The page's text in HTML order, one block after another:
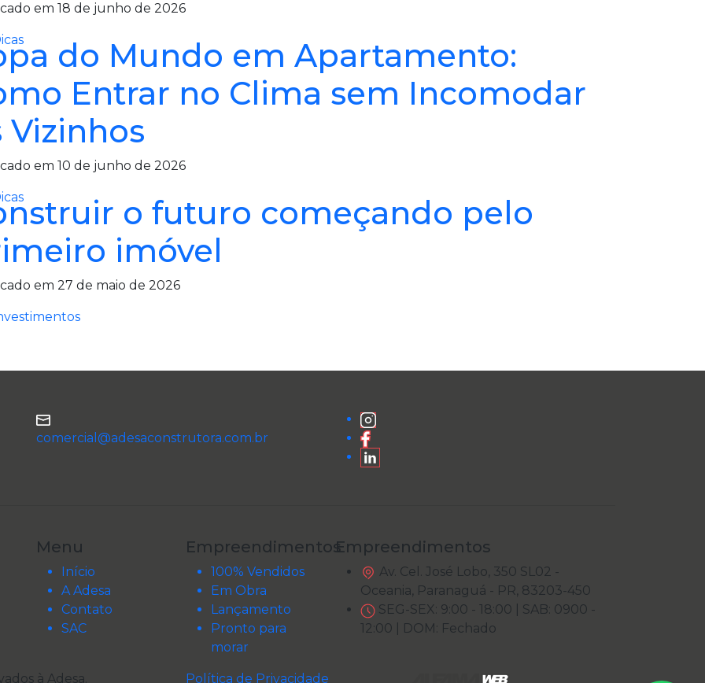
em 18 de junho de 2026
do Mundo em Apartamento:
Entrar no Clima sem Incomodar
Vizinhos
em 10 de junho de 2026
o futuro começando pelo
imóvel
em 27 de maio de 2026
comercial@adesaconstrutora.com.br
Menu
Início
A Adesa
Contato
SAC
Empreendimentos
100% Vendidos
Em Obra
Lançamento
Pronto para
morar
Empreendimentos
Av. Cel. José Lobo, 350 SL02 -
Oceania, Paranaguá - PR, 83203-450
SEG-SEX: 9:00 - 18:00 | SAB: 0900 -
12:00 | DOM: Fechado
à Adesa. Política de Privacidade